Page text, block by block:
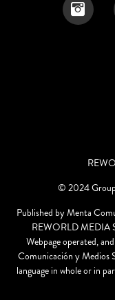
© 2024
Published by Menta
REWORLD MEDIA
Webpage operated,
Comunicación y Medios
language in whole or in